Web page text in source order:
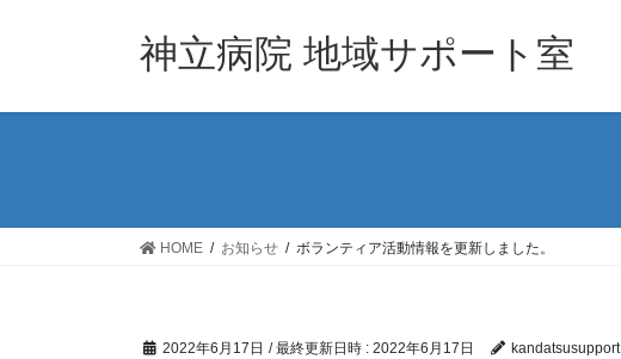
神立病院 地域サポート室
HOME お知らせ ボランティア活動情報を更新しました。
2022年6月17日 / 最終更新日時 : 2022年6月17日 kandatsusupport